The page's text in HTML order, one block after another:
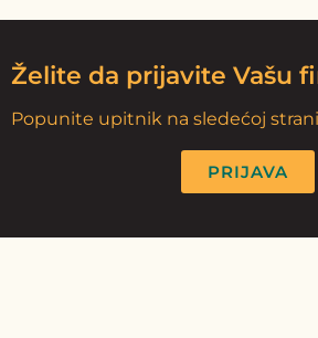
Želite da prijavite Vašu
Popunite upitnik na sledećoj strani
PRIJAVA